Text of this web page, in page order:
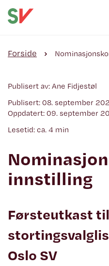
Forside
Publisert av: Ane Fidjestøl
Publisert: 08. september
Oppdatert: 09. september
Lesetid: ca. 4 min
innstilling
Førsteutkast til
Oslo SV